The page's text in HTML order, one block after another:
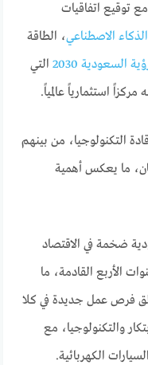
توقيع اتفاقيات
الذكاء الاصطناعي، الطاقة
السعودية 2030
التي
استثمارياً عالمياً.
التكنولوجيا، من بينهم
ما يعكس أهمية
ضخمة في الاقتصاد
الأربع القادمة، ما
فرص عمل جديدة في كلا
والتكنولوجيا، مع
الكهربائية.